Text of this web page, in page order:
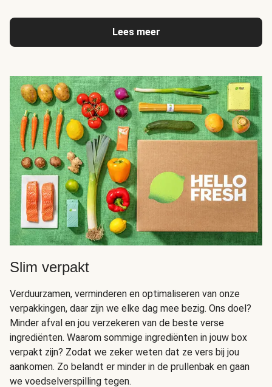
Lees meer
Slim verpakt
Verduurzamen, verminderen en optimaliseren van onze
verpakkingen, daar zijn we elke dag mee bezig. Ons doel?
Minder afval en jou verzekeren van de beste verse
ingrediënten. Waarom sommige ingrediënten in jouw box
verpakt zijn? Zodat we zeker weten dat ze vers bij jou
aankomen. Zo belandt er minder in de prullenbak en gaan
we voedselverspilling tegen.